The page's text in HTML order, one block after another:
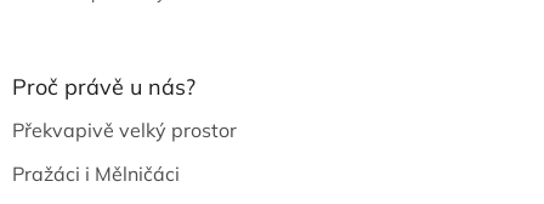
Proč právě u nás?
Překvapivě velký prostor
Pražáci i Mělničáci